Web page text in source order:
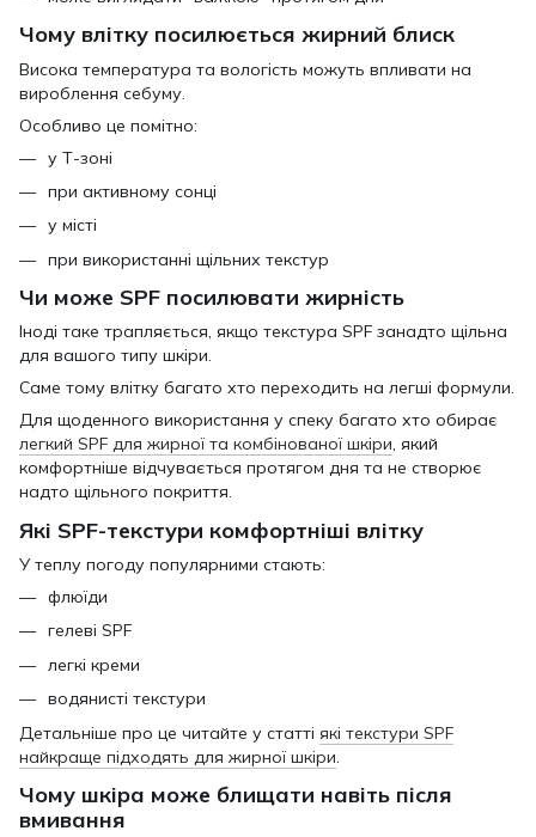
Чому влітку посилюється жирний блиск
Висока температура та вологість можуть впливати на
вироблення себуму.
Особливо це помітно:
у Т-зоні
при активному сонці
у місті
при використанні щільних текстур
Чи може SPF посилювати жирність
Іноді таке трапляється, якщо текстура SPF занадто щільна
для вашого типу шкіри.
Саме тому влітку багато хто переходить на легші формули.
Для щоденного використання у спеку багато хто обирає
легкий SPF для жирної та комбінованої шкіри, який
комфортніше відчувається протягом дня та не створює
надто щільного покриття.
Які SPF-текстури комфортніші влітку
У теплу погоду популярними стають:
флюїди
гелеві SPF
легкі креми
водянисті текстури
Детальніше про це читайте у статті які текстури SPF
найкраще підходять для жирної шкіри
Чому шкіра може блищати навіть після
вмивання